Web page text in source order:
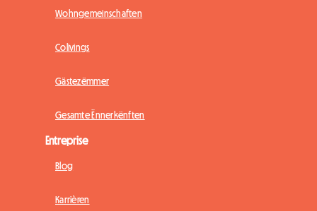
Wohngemeinschaften
Colivings
Gästezëmmer
Gesamte Ënnerkënften
Entreprise
Blog
Karrièren